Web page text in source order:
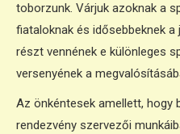
toborzunk. Várjuk azoknak a
fiataloknak és idősebbeknek
részt vennének e különleges
versenyének a
Az önkéntesek amellett, hogy
rendezvény szervezői